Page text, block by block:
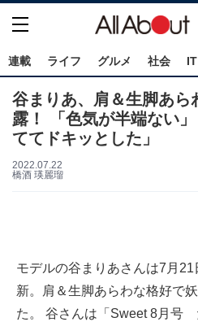
連載 ライフ グルメ 社会
谷まりあ、肩＆生脚あら
露！ 「色気が半端ない
ててドキッとした」
2022.07.22
橋酒 瑛麗瑠
モデルの谷まりあさんは7月
新。肩＆生脚あらわな格好で
た。 谷さんは「Sweet 8月号